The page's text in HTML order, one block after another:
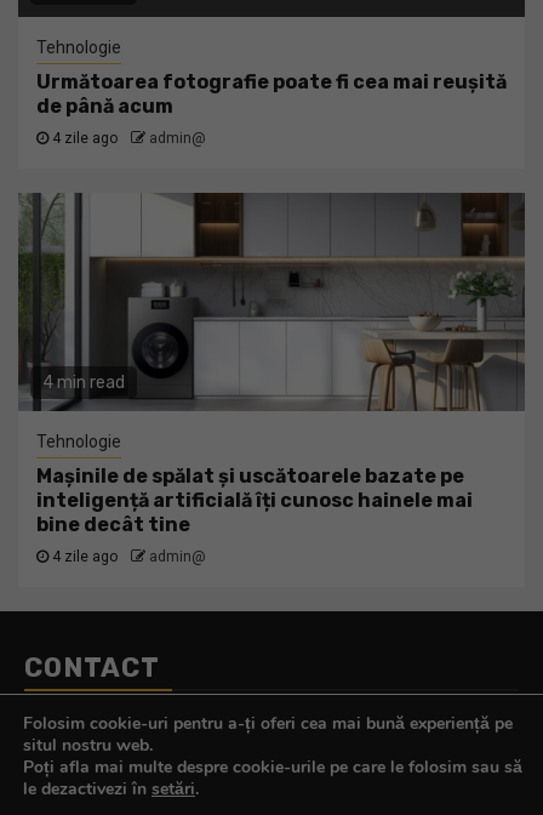
Tehnologie
Următoarea fotografie poate fi cea mai reușită
de până acum
4 zile ago admin@
4 min read
Tehnologie
Mașinile de spălat și uscătoarele bazate pe
inteligență artificială îți cunosc hainele mai
bine decât tine
4 zile ago admin@
CONTACT
Telefon:
0770.290.165
E-mail:contact@tehnologistul.ro
Folosim cookie-uri pentru a-ți oferi cea mai bună experiență pe
situl nostru web.
Poți afla mai multe despre cookie-urile pe care le folosim sau să
le dezactivezi în setări.